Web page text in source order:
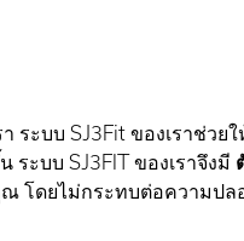
า ระบบ SJ3Fit ของเราช่วย
ะบบ SJ3FIT ของเราจึงมี
ณ โดยไม่กระทบต่อความปล